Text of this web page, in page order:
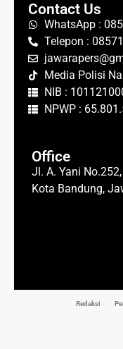
Contact Us
WhatsApp :
Telepon :
Media Polisi
NIB :
NPWP :
Office
Jl. A. Yani
Kota Bandung,
Redaksi